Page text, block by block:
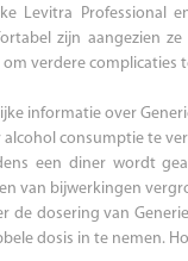
Levitra
zijn aangezien
verdere complicaties
informatie over
alcohol consumptie te
een diner wordt
van bijwerkingen
de dosering van
dosis in te nemen.